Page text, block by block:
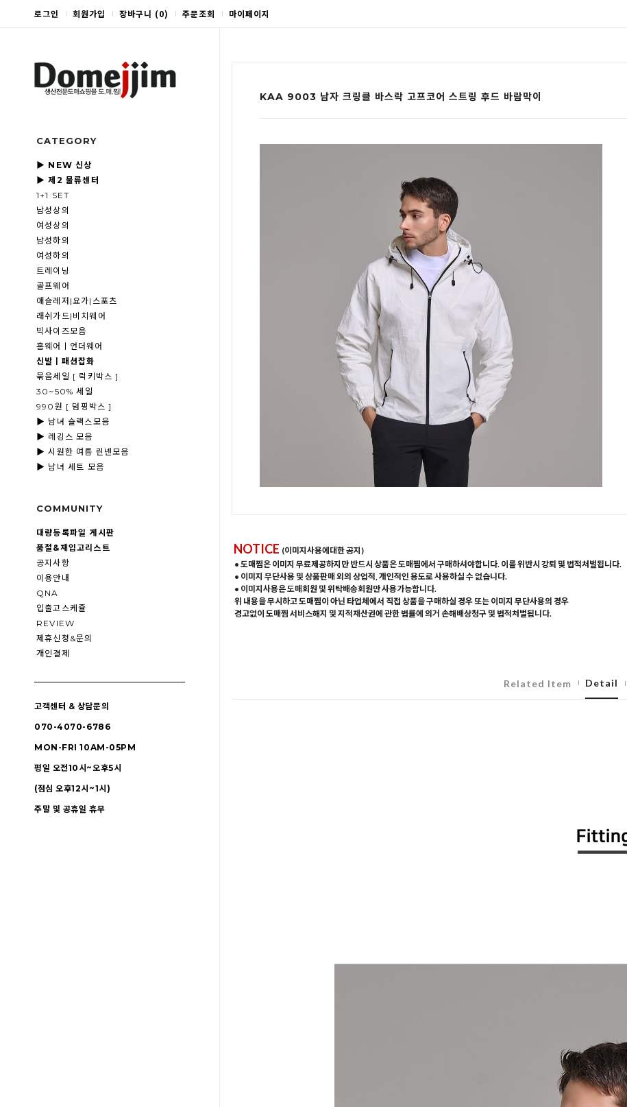
로그인 회원가입 장바구니 (0) 주문조회 마이페이지
CATEGORY
▶ NEW 신상
▶ 제2 물류센터
1+1 SET
남성상의
여성상의
남성하의
여성하의
트레이닝
골프웨어
애슬레저|요가|스포츠
래쉬가드|비치웨어
빅사이즈모음
홈웨어ㅣ언더웨어
신발ㅣ패션잡화
묶음세일 [ 럭키박스 ]
30~50% 세일
990원 [ 덤핑박스 ]
▶ 남녀 슬랙스모음
▶ 레깅스 모음
▶ 시원한 여름 린넨모음
▶ 남녀 세트 모음
COMMUNITY
대량등록파일 게시판
품절&재입고리스트
공지사항
이용안내
QNA
입출고스케쥴
REVIEW
제휴신청&문의
개인결제
고객센터 & 상담문의
070-4070-6786
MON-FRI 10AM-05PM
평일 오전10시~오후5시
(점심 오후12시~1시)
주말 및 공휴일 휴무
KAA 9003 남자 크링클 바스락 고프코어 스트링 후드 바람막이
NOTICE (이미지사용에대한 공지)
• 도매찜은 이미지 무료제공하지만 반드시 상품은 도매찜에서 구매하셔야합니다. 이를 위반시 강퇴 및 법적처벌됩니다.
• 이미지 무단사용 및 상품판매 외의 상업적, 개인적인 용도로 사용하실 수 없습니다.
• 이미지사용은 도매회원 및 위탁배송회원만 사용가능합니다.
위 내용을 무시하고 도매찜이 아닌 타업체에서 직접 상품을 구매하실 경우 또는 이미지 무단사용의 경우
경고없이 도매찜 서비스해지 및 지적재산권에 관한 법률에 의거 손해배상청구 및 법적처벌됩니다.
Related Item Detail